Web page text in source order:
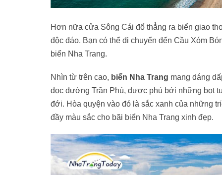
Hơn nữa cửa Sông Cái đổ thẳng ra biển giao
độc đáo. Bạn có thể di chuyển đến Cầu Xóm
biển Nha Trang.
Nhìn từ trên cao, biển Nha Trang mang dáng
dọc đường Trần Phú, được phủ bởi những bọt
đới. Hòa quyện vào đó là sắc xanh của những
đầy màu sắc cho bãi biển Nha Trang xinh đẹp.